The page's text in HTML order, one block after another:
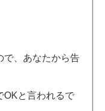
で、あなたから告
OKと言われるで